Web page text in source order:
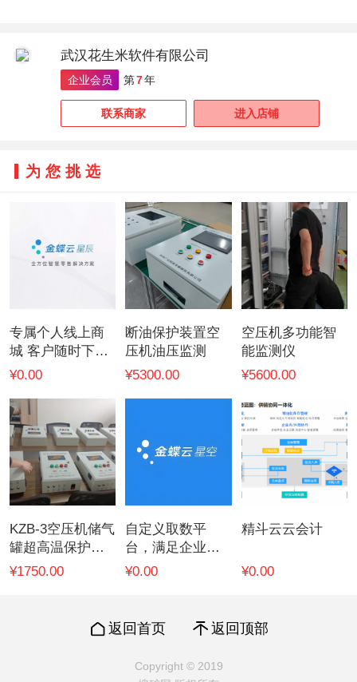
武汉花生米软件有限公司
企业会员 第7年
联系商家 进入店铺
为您挑选
专属个人线上商
城 客户随时下单
订货
¥0.00
断油保护装置空
压机油压监测
¥5300.00
空压机多功能智
能监测仪
¥5600.00
KZB-3空压机储气
罐超高温保护一
控一型
¥1750.00
自定义取数平
台，满足企业编
制任意多管理角
¥0.00
精斗云云会计
¥0.00
返回首页 返回顶部
Copyright © 2019